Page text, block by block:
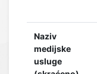
Naziv
medijske
usluge